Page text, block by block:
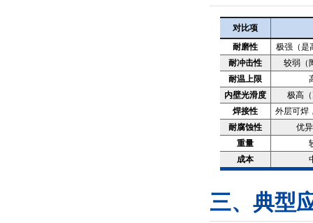
对比项
耐磨性
极强（是
耐冲击性
较弱（
耐温上限
内壁光滑度
极高
焊接性
外层可焊
耐腐蚀性
优
重量
成本
三、典型